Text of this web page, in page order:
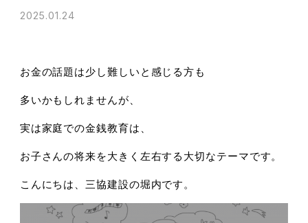
2025.01.24
お金の話題は少し難しいと感じる方も
多いかもしれませんが、
実は家庭での金銭教育は、
お子さんの将来を大きく左右する大切なテーマです。
こんにちは、三協建設の堀内です。